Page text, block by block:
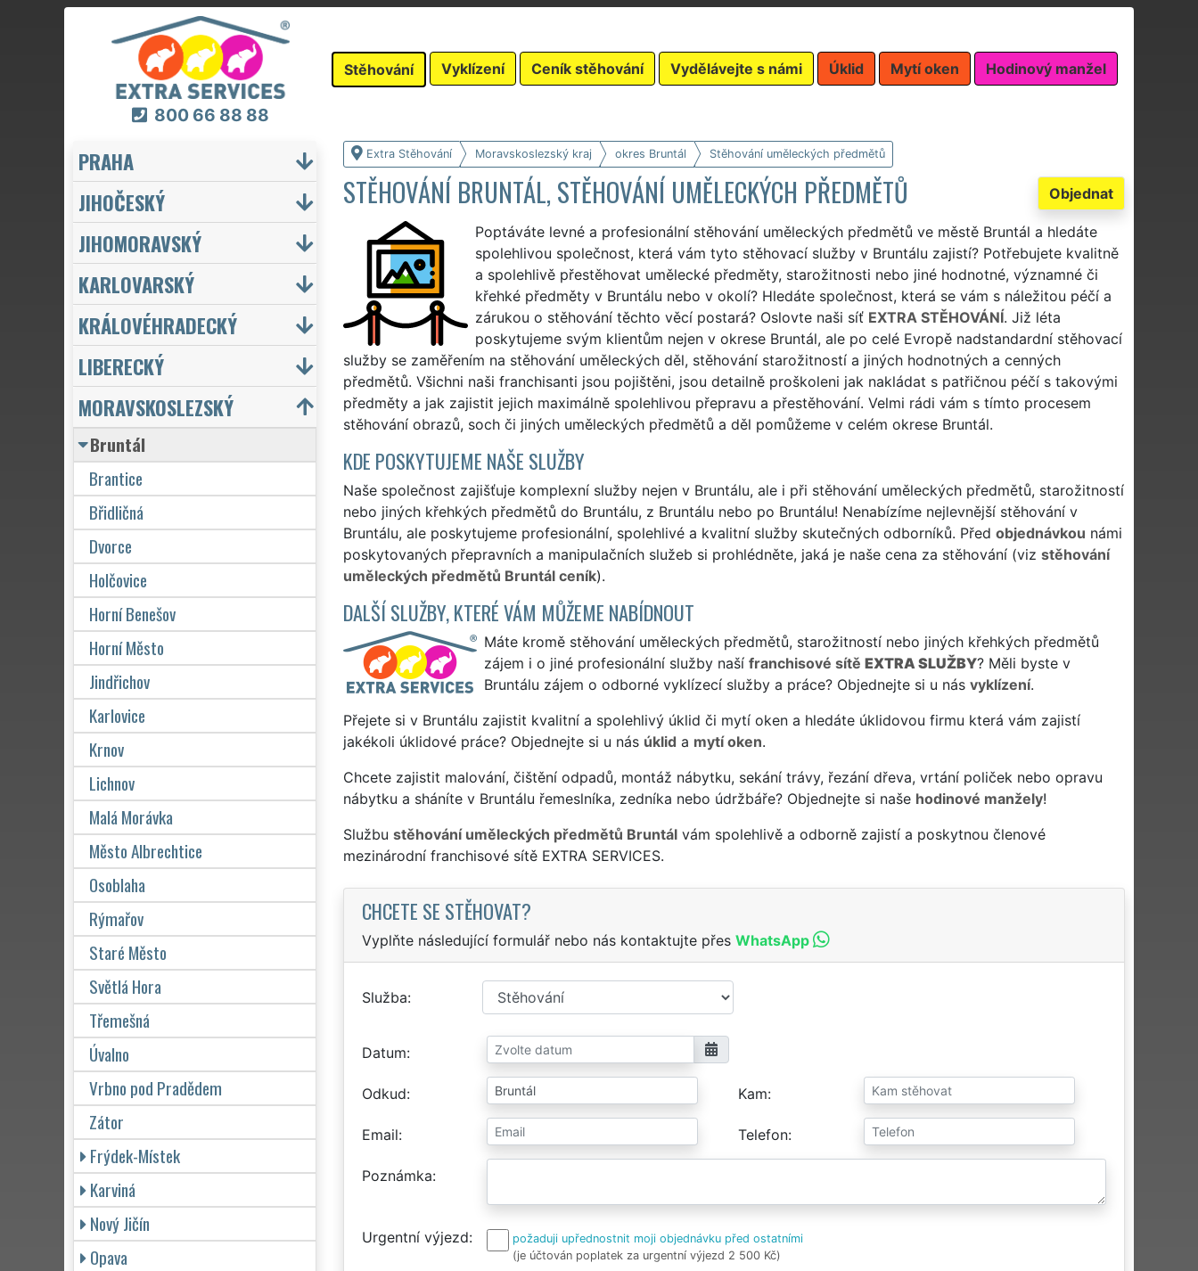
800 66 88 88
Stěhování Vyklízení Ceník stěhování Vydělávejte s námi Úklid Mytí oken Hodinový manžel
Extra Stěhování Moravskoslezský kraj okres Bruntál Stěhování uměleckých předmětů
Objednat
STĚHOVÁNÍ BRUNTÁL, STĚHOVÁNÍ UMĚLECKÝCH PŘEDMĚTŮ
Poptáváte levné a profesionální stěhování uměleckých předmětů ve městě Bruntál a hledáte
spolehlivou společnost, která vám tyto stěhovací služby v Bruntálu zajistí? Potřebujete kvalitně
a spolehlivě přestěhovat umělecké předměty, starožitnosti nebo jiné hodnotné, významné či
křehké předměty v Bruntálu nebo v okolí? Hledáte společnost, která se vám s náležitou péčí a
zárukou o stěhování těchto věcí postará? Oslovte naši síť EXTRA STĚHOVÁNÍ. Již léta
poskytujeme svým klientům nejen v okrese Bruntál, ale po celé Evropě nadstandardní stěhovací
služby se zaměřením na stěhování uměleckých děl, stěhování starožitností a jiných hodnotných a cenných
předmětů. Všichni naši franchisanti jsou pojištěni, jsou detailně proškoleni jak nakládat s patřičnou péčí s takovými
předměty a jak zajistit jejich maximálně spolehlivou přepravu a přestěhování. Velmi rádi vám s tímto procesem
stěhování obrazů, soch či jiných uměleckých předmětů a děl pomůžeme v celém okrese Bruntál.
KDE POSKYTUJEME NAŠE SLUŽBY
Naše společnost zajišťuje komplexní služby nejen v Bruntálu, ale i při stěhování uměleckých předmětů, starožitností
nebo jiných křehkých předmětů do Bruntálu, z Bruntálu nebo po Bruntálu! Nenabízíme nejlevnější stěhování v
Bruntálu, ale poskytujeme profesionální, spolehlivé a kvalitní služby skutečných odborníků. Před objednávkou námi
poskytovaných přepravních a manipulačních služeb si prohlédněte, jaká je naše cena za stěhování (viz stěhování
uměleckých předmětů Bruntál ceník).
DALŠÍ SLUŽBY, KTERÉ VÁM MŮŽEME NABÍDNOUT
Máte kromě stěhování uměleckých předmětů, starožitností nebo jiných křehkých předmětů
zájem i o jiné profesionální služby naší franchisové sítě EXTRA SLUŽBY? Měli byste v
Bruntálu zájem o odborné vyklízecí služby a práce? Objednejte si u nás vyklízení.
Přejete si v Bruntálu zajistit kvalitní a spolehlivý úklid či mytí oken a hledáte úklidovou firmu která vám zajistí
jakékoli úklidové práce? Objednejte si u nás úklid a mytí oken.
Chcete zajistit malování, čištění odpadů, montáž nábytku, sekání trávy, řezání dřeva, vrtání poliček nebo opravu
nábytku a sháníte v Bruntálu řemeslníka, zedníka nebo údržbáře? Objednejte si naše hodinové manžely!
Službu stěhování uměleckých předmětů Bruntálvám spolehlivě a odborně zajistí a poskytnou členové
mezinárodní franchisové sítě EXTRA SERVICES.
CHCETE SE STĚHOVAT?
Vyplňte následující formulář nebo nás kontaktujte přes WhatsApp
Služba
Datum
Odkud Kam
Email Telefon
Poznámka
Urgentní výjezd
požaduji upřednostnit moji objednávku před ostatními
(je účtován poplatek za urgentní výjezd 2 500 Kč)
PRAHA
JIHOČESKÝ
JIHOMORAVSKÝ
KARLOVARSKÝ
KRÁLOVÉHRADECKÝ
LIBERECKÝ
MORAVSKOSLEZSKÝ
Bruntál
Brantice
Břidličná
Dvorce
Holčovice
Horní Benešov
Horní Město
Jindřichov
Karlovice
Krnov
Lichnov
Malá Morávka
Město Albrechtice
Osoblaha
Rýmařov
Staré Město
Světlá Hora
Třemešná
Úvalno
Vrbno pod Pradědem
Zátor
Frýdek-Místek
Karviná
Nový Jičín
Opava